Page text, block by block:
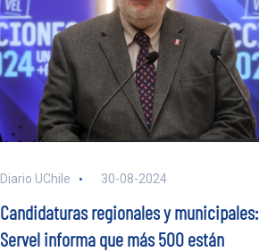
Diario UChile 30-08-2024
Candidaturas regionales y municipales:
Servel informa que más 500 están